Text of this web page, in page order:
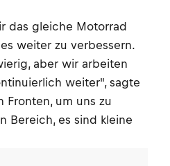
das gleiche Motorrad
weiter zu verbessern.
aber wir arbeiten
weiter", sagte
Fronten, um uns zu
Bereich, es sind kleine